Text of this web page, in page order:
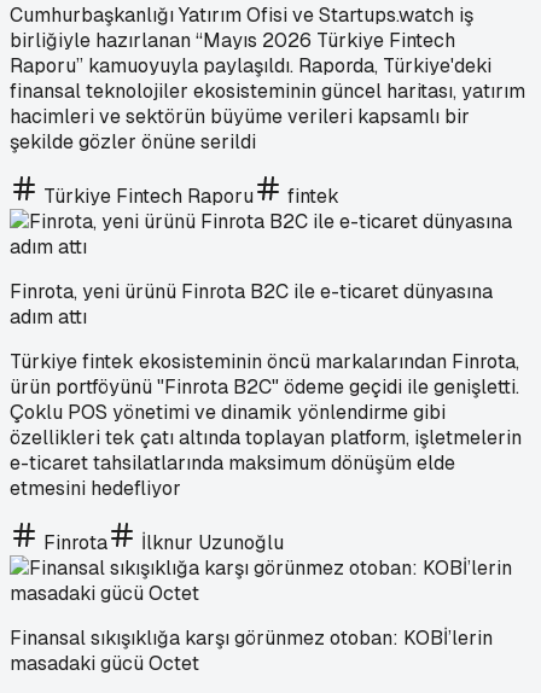
Cumhurbaşkanlığı Yatırım Ofisi ve Startups.watch iş
birliğiyle hazırlanan “Mayıs 2026 Türkiye Fintech
Raporu” kamuoyuyla paylaşıldı. Raporda, Türkiye'deki
finansal teknolojiler ekosisteminin güncel haritası, yatırım
hacimleri ve sektörün büyüme verileri kapsamlı bir
şekilde gözler önüne serildi
Türkiye Fintech Raporu fintek
Finrota, yeni ürünü Finrota B2C ile e-ticaret dünyasına
adım attı
Türkiye fintek ekosisteminin öncü markalarından Finrota,
ürün portföyünü "Finrota B2C" ödeme geçidi ile genişletti.
Çoklu POS yönetimi ve dinamik yönlendirme gibi
özellikleri tek çatı altında toplayan platform, işletmelerin
e-ticaret tahsilatlarında maksimum dönüşüm elde
etmesini hedefliyor
Finrota İlknur Uzunoğlu
Finansal sıkışıklığa karşı görünmez otoban: KOBİ’lerin
masadaki gücü Octet